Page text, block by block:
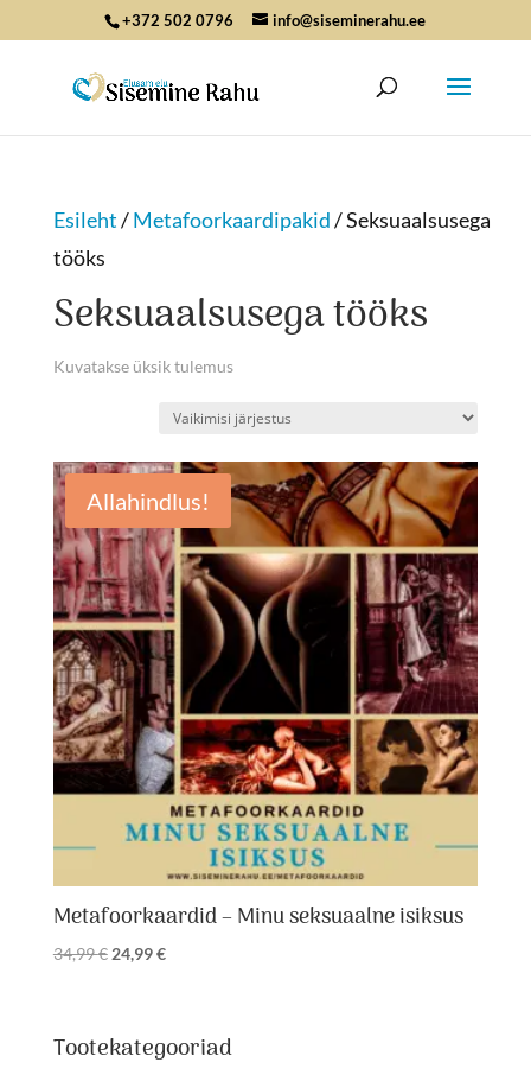
+372 502 0796 info@siseminerahu.ee
Esileht/Metafoorkaardipakid/ Seksuaalsusega
tööks
Seksuaalsusega tööks
Kuvatakse üksik tulemus
Allahindlus!
Metafoorkaardid – Minu seksuaalne isiksus
34,99€ Algne
34,99 €.
24,99€Praegune
Tootekategooriad